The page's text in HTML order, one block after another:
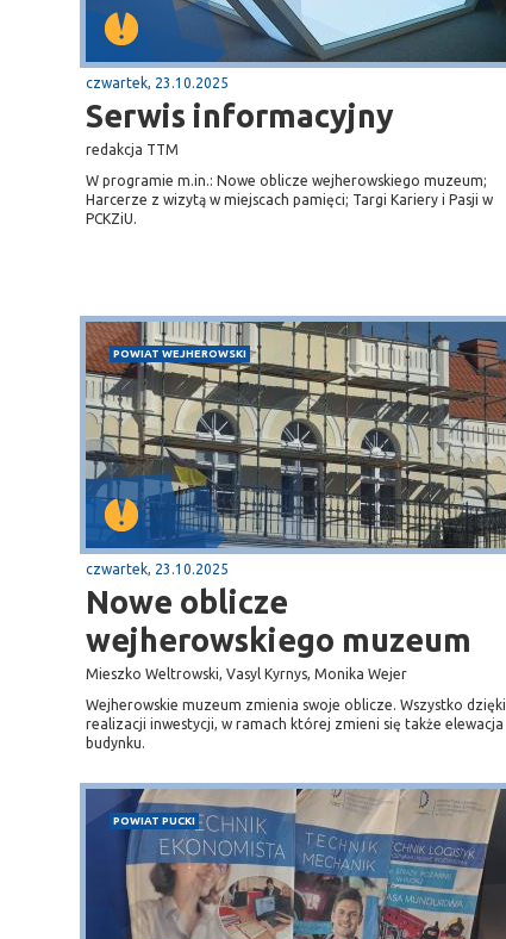
czwartek, 23.10.2025
Serwis informacyjny
redakcja TTM
W programie m.in.: Nowe oblicze wejherowskiego muzeum;
Harcerze z wizytą w miejscach pamięci; Targi Kariery i Pasji w
PCKZiU.
POWIAT WEJHEROWSKI
czwartek, 23.10.2025
Nowe oblicze
wejherowskiego muzeum
Mieszko Weltrowski, Vasyl Kyrnys, Monika Wejer
Wejherowskie muzeum zmienia swoje oblicze. Wszystko dzięki
realizacji inwestycji, w ramach której zmieni się także elewacja
budynku.
POWIAT PUCKI
krajową nr 6
Sopot
plaża